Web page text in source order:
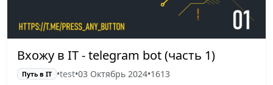
Вхожу в IT - telegram bot (часть 1)
Путь в IT •test•03 Октябрь 2024•1613